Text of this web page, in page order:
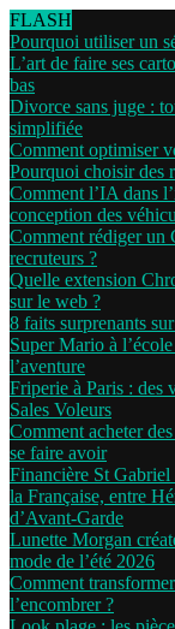
FLASH
Pourquoi utiliser un
L’art de faire ses
bas
Divorce sans juge :
simplifiée
Comment optimiser
Pourquoi choisir des
Comment l’IA dans
conception des
Comment rédiger un
recruteurs ?
Quelle extension
sur le web ?
8 faits surprenants
Super Mario à
l’aventure
Friperie à Paris : des
Sales Voleurs
Comment acheter
se faire avoir
Financière St
la Française, entre
d’Avant-Garde
Lunette Morgan
mode de l’été 2026
Comment
l’encombrer ?